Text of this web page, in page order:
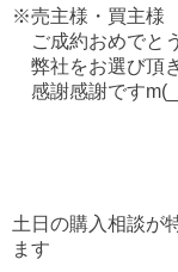
※売主様・買主様
ご成約おめでと
弊社をお選び頂
感謝感謝です
土日の購入相談が
ます